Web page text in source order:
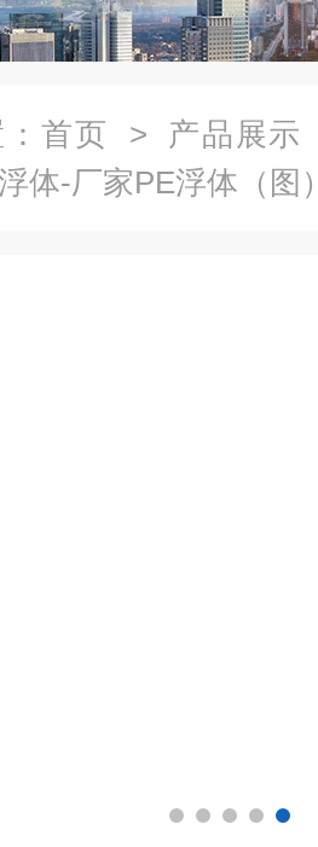
首页 > 产品展示
体-厂家PE浮体（图